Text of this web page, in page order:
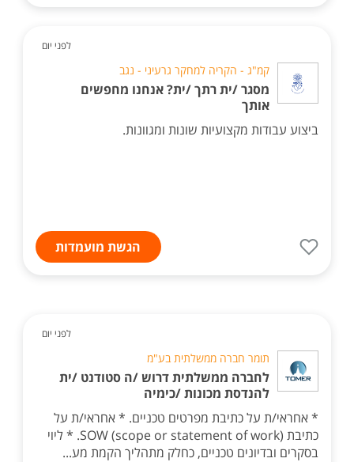
לפני יום
קמ"ג - הקריה למחקר גרעיני - נגב
מסגר /ית רתך /ית? אנחנו מחפשים
אותך
ביצוע עבודות מקצועיות שונות ומגוונות.
הגשת מועמדות
לפני יום
תומר חברה ממשלתית בע"מ
לחברה ממשלתית דרוש /ה סטודנט /ית
להנדסת מכונות /כימיה
* אחראי/ת על כתיבת מפרטים טכניים. * אחראי/ת על
כתיבת (scope or statement of work) SOW. * ליוי
בסקרים ובדיונים טכניים, כחלק מתהליך הקמת מע...